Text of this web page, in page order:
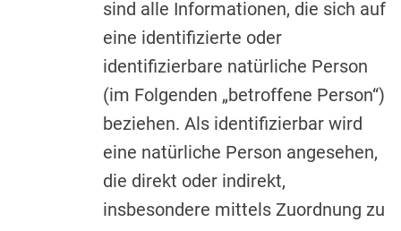
sind alle Informationen, die sich auf
eine identifizierte oder
identifizierbare natürliche Person
(im Folgenden „betroffene Person“)
beziehen. Als identifizierbar wird
eine natürliche Person angesehen,
die direkt oder indirekt,
insbesondere mittels Zuordnung zu